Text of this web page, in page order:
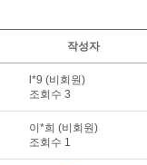
작성자
l*9 (비회원)
조회수 3
이*희 (비회원)
조회수 1